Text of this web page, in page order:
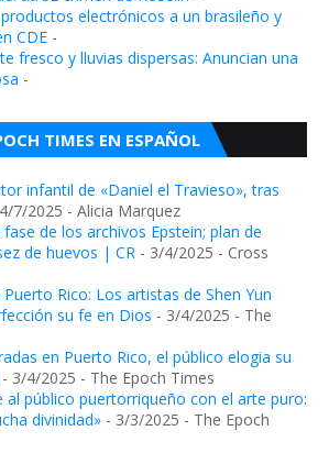
electrónicos a un brasileño y
CDE -
fresco y lluvias dispersas: Anuncian una
-
TIMES EN ESPAÑOL
infantil de «Daniel el Travieso», tras
7/2025 - Alicia Marquez
de los archivos Epstein; plan de
de huevos | CR - 3/4/2025 - Cross
Rico: Los artistas de Shen Yun
su fe en Dios - 3/4/2025 - The
en Puerto Rico, el público elogia su
- 3/4/2025 - The Epoch Times
al público puertorriqueño con el arte puro:
divinidad» - 3/3/2025 - The Epoch